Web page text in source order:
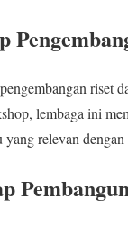
riset
lembaga ini
relevan